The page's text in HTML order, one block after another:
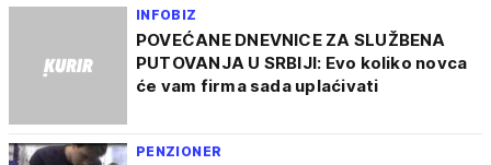
INFOBIZ
POVEĆANE DNEVNICE ZA SLUŽBENA
PUTOVANJA U SRBIJI: Evo koliko novca
će vam firma sada uplaćivati
PENZIONER